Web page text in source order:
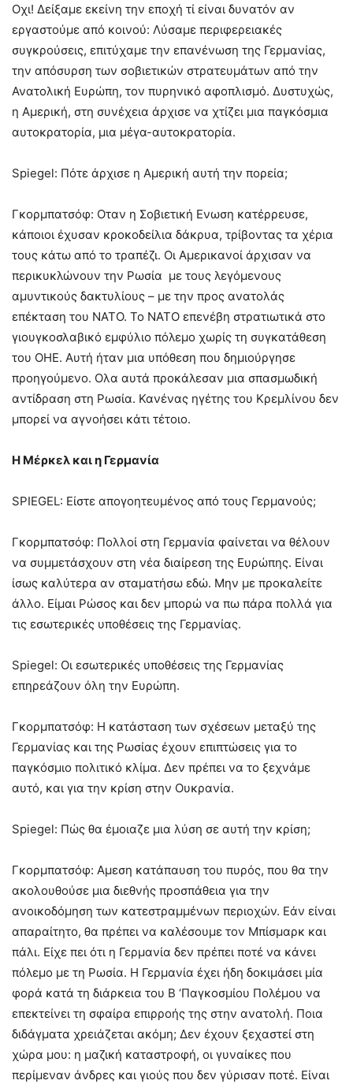
Οχι! Δείξαμε εκείνη την εποχή τί είναι δυνατόν αν
εργαστούμε από κοινού: Λύσαμε περιφερειακές
συγκρούσεις, επιτύχαμε την επανένωση της Γερμανίας,
την απόσυρση των σοβιετικών στρατευμάτων από την
Ανατολική Ευρώπη, τον πυρηνικό αφοπλισμό. Δυστυχώς,
η Αμερική, στη συνέχεια άρχισε να χτίζει μια παγκόσμια
αυτοκρατορία, μια μέγα-αυτοκρατορία.
Spiegel: Πότε άρχισε η Αμερική αυτή την πορεία;
Γκορμπατσόφ: Οταν η Σοβιετική Ενωση κατέρρευσε,
κάποιοι έχυσαν κροκοδείλια δάκρυα, τρίβοντας τα χέρια
τους κάτω από το τραπέζι. Οι Αμερικανοί άρχισαν να
περικυκλώνουν την Ρωσία με τους λεγόμενους
αμυντικούς δακτυλίους – με την προς ανατολάς
επέκταση του ΝΑΤΟ. Το ΝΑΤΟ επενέβη στρατιωτικά στο
γιουγκοσλαβικό εμφύλιο πόλεμο χωρίς τη συγκατάθεση
του ΟΗΕ. Αυτή ήταν μια υπόθεση που δημιούργησε
προηγούμενο. Ολα αυτά προκάλεσαν μια σπασμωδική
αντίδραση στη Ρωσία. Κανένας ηγέτης του Κρεμλίνου δεν
μπορεί να αγνοήσει κάτι τέτοιο.
Η Μέρκελ και η Γερμανία
SPIEGEL: Είστε απογοητευμένος από τους Γερμανούς;
Γκορμπατσόφ: Πολλοί στη Γερμανία φαίνεται να θέλουν
να συμμετάσχουν στη νέα διαίρεση της Ευρώπης. Είναι
ίσως καλύτερα αν σταματήσω εδώ. Μην με προκαλείτε
άλλο. Είμαι Ρώσος και δεν μπορώ να πω πάρα πολλά για
τις εσωτερικές υποθέσεις της Γερμανίας.
Spiegel: Οι εσωτερικές υποθέσεις της Γερμανίας
επηρεάζουν όλη την Ευρώπη.
Γκορμπατσόφ: Η κατάσταση των σχέσεων μεταξύ της
Γερμανίας και της Ρωσίας έχουν επιπτώσεις για το
παγκόσμιο πολιτικό κλίμα. Δεν πρέπει να το ξεχνάμε
αυτό, και για την κρίση στην Ουκρανία.
Spiegel: Πώς θα έμοιαζε μια λύση σε αυτή την κρίση;
Γκορμπατσόφ: Αμεση κατάπαυση του πυρός, που θα την
ακολουθούσε μια διεθνής προσπάθεια για την
ανοικοδόμηση των κατεστραμμένων περιοχών. Εάν είναι
απαραίτητο, θα πρέπει να καλέσουμε τον Μπίσμαρκ και
πάλι. Είχε πει ότι η Γερμανία δεν πρέπει ποτέ να κάνει
πόλεμο με τη Ρωσία. Η Γερμανία έχει ήδη δοκιμάσει μία
φορά κατά τη διάρκεια του Β ‘Παγκοσμίου Πολέμου να
επεκτείνει τη σφαίρα επιρροής της στην ανατολή. Ποια
διδάγματα χρειάζεται ακόμη; Δεν έχουν ξεχαστεί στη
χώρα μου: η μαζική καταστροφή, οι γυναίκες που
περίμεναν άνδρες και γιούς που δεν γύρισαν ποτέ. Είναι